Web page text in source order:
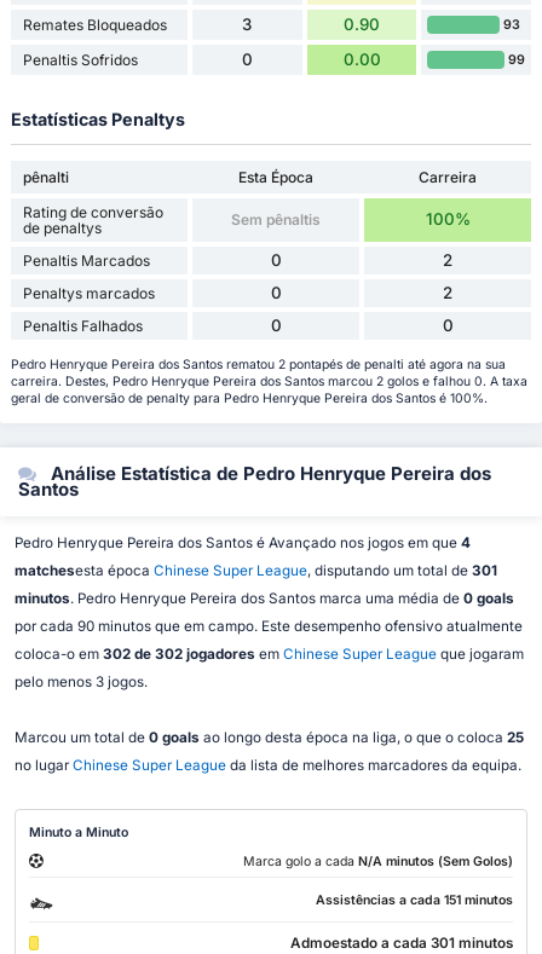
Remates Bloqueados 3 0.90 93
Penaltis Sofridos 0 0.00 99
Estatísticas Penaltys
pênalti Esta Época
Carreira
Rating de conversão
de penaltys
Sem pênaltis 100%
Penaltis Marcados 0 2
Penaltys marcados 0 2
Penaltis Falhados 0 0
Pedro Henryque Pereira dos Santos rematou 2 pontapés de penalti até agora na sua
carreira. Destes, Pedro Henryque Pereira dos Santos marcou 2 golos e falhou 0. A taxa
geral de conversão de penalty para Pedro Henryque Pereira dos Santos é 100%.
Análise Estatística de Pedro Henryque Pereira dos
Santos
Pedro Henryque Pereira dos Santos é Avançado nos jogos em que 4
matchesesta época Chinese Super League, disputando um total de 301
minutos. Pedro Henryque Pereira dos Santos marca uma média de 0 goals
por cada 90 minutos que em campo. Este desempenho ofensivo atualmente
coloca-o em 302 de 302 jogadores em Chinese Super Leagueque jogaram
pelo menos 3 jogos.
Marcou um total de 0 goals ao longo desta época na liga, o que o coloca 25
no lugar Chinese Super Leagueda lista de melhores marcadores da equipa.
Minuto a Minuto
Marca golo a cada N/A minutos (Sem Golos)
Assistências a cada 151 minutos
Admoestado a cada 301 minutos